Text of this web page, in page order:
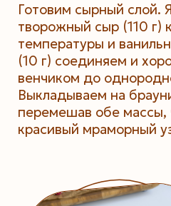
Готовим сырный слой.
творожный сыр (110 г)
температуры и
(10 г) соединяем и
венчиком до
Выкладываем на
перемешав обе массы,
красивый мраморный